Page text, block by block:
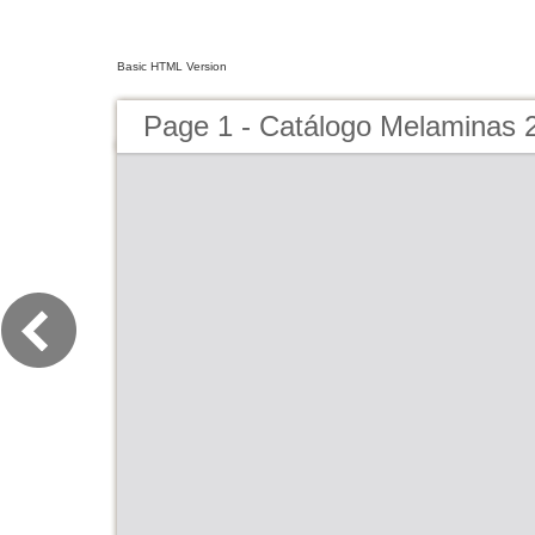
Basic HTML Version
Page 1 - Catálogo Melaminas